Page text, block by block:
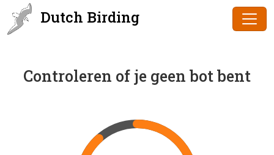
Dutch Birding
Controleren of je geen bot bent